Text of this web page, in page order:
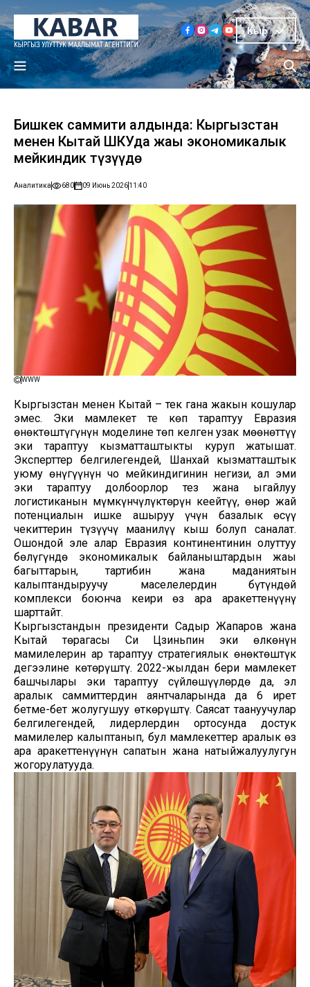
Кыр
Бишкек саммити алдында: Кыргызстан
менен Кытай ШКУда жаңы экономикалык
мейкиндик түзүүдө
Аналитика 680 09 Июнь 202611:40
WWW
Кыргызстан менен Кытай – тек гана жакын коңшулар
эмес. Эки мамлекет тең көп тараптуу Евразия
өнөктөштүгүнүн моделине төп келген узак мөөнөттүү
эки тараптуу кызматташтыкты куруп жатышат.
Эксперттер белгилегендей, Шанхай кызматташтык
уюму өнүгүүнүн чоң мейкиндигинин негизи, ал эми
эки тараптуу долбоорлор тез жана ыңгайлуу
логистиканын мүмкүнчүлүктөрүн кеңейтүү, өнөр жай
потенциалын ишке ашыруу үчүн базалык өсүү
чекиттерин түзүүчү маанилүү кыш болуп саналат.
Ошондой эле алар Евразия континентинин олуттуу
бөлүгүндө экономикалык байланыштардын жаңы
багыттарын, тартибин жана маданиятын
калыптандыруучу маселелердин бүтүндөй
комплекси боюнча кеңири өз ара аракеттенүүнү
шарттайт.
Кыргызстандын президенти Садыр Жапаров жана
Кытай төрагасы Си Цзиньпин эки өлкөнүн
мамилелерин ар тараптуу стратегиялык өнөктөштүк
деңгээлине көтөрүштү. 2022-жылдан бери мамлекет
башчылары эки тараптуу сүйлөшүүлөрдө да, эл
аралык саммиттердин аянтчаларында да 6 ирет
бетме-бет жолугушуу өткөрүштү. Саясат таануучулар
белгилегендей, лидерлердин ортосунда достук
мамилелер калыптанып, бул мамлекеттер аралык өз
ара аракеттенүүнүн сапатын жана натыйжалуулугун
жогорулатууда.